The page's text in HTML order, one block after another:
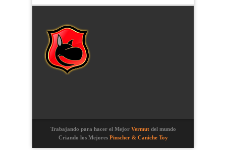
Trabajando para hacer el Mejor Vermutdel mundo
Criando los Mejores Pinscher & Caniche Toy